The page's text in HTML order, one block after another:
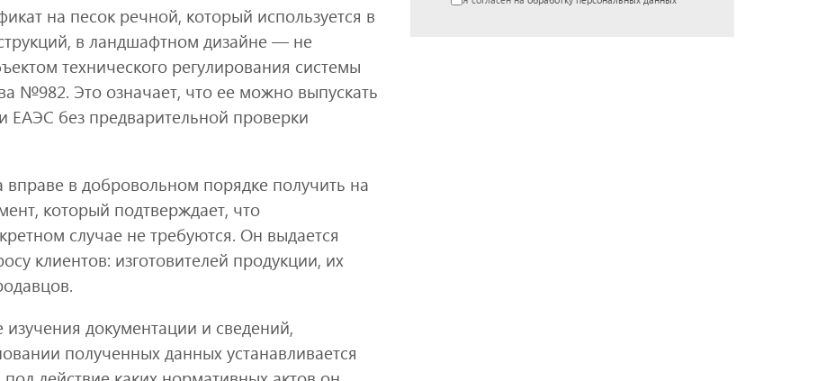
на песок речной, который используется в
в ландшафтном дизайне — не
технического регулирования системы
№982. Это означает, что ее можно выпускать
без предварительной проверки
в добровольном порядке получить на
который подтверждает, что
случае не требуются. Он выдается
клиентов: изготовителей продукции, их
документации и сведений,
полученных данных устанавливается